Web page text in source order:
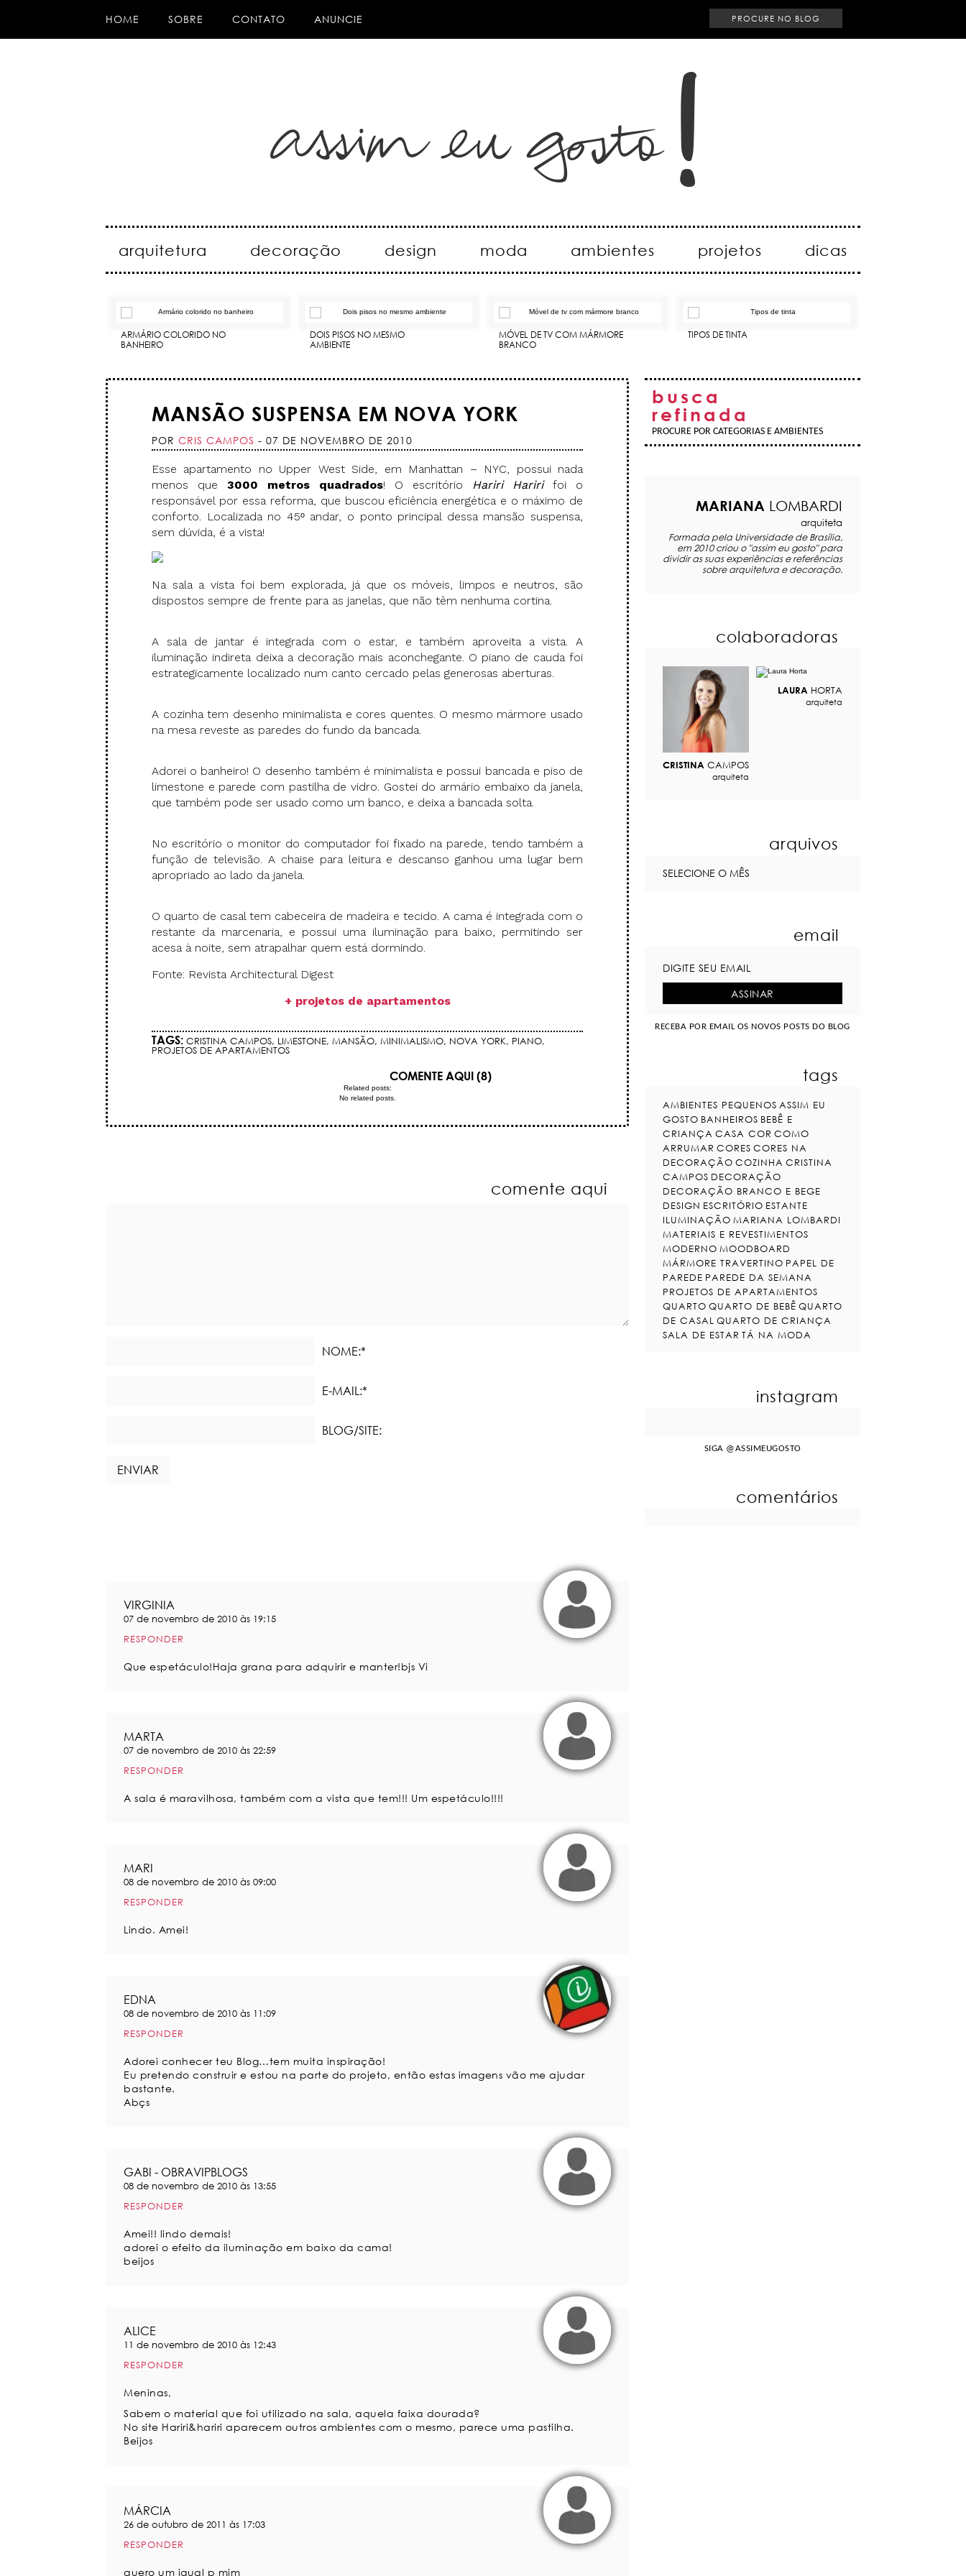
HOME SOBRE CONTATO ANUNCIE
arquitetura decoração design moda ambientes projetos dicas
ARMÁRIO COLORIDO NO
BANHEIRO
DOIS PISOS NO MESMO
AMBIENTE
MÓVEL DE TV COM MÁRMORE
BRANCO
TIPOS DE TINTA
MANSÃO SUSPENSA EM NOVA YORK
POR CRIS CAMPOS - 07 DE NOVEMBRO DE 2010
Esse apartamento no Upper West Side, em Manhattan – NYC, possui nada
menos que 3000 metros quadrados! O escritório Hariri Hariri foi o
responsável por essa reforma, que buscou eficiência energética e o máximo de
conforto. Localizada no 45ᵒ andar, o ponto principal dessa mansão suspensa,
sem dúvida, é a vista!
Na sala a vista foi bem explorada, já que os móveis, limpos e neutros, são
dispostos sempre de frente para as janelas, que não têm nenhuma cortina.
A sala de jantar é integrada com o estar, e também aproveita a vista. A
iluminação indireta deixa a decoração mais aconchegante. O piano de cauda foi
estrategicamente localizado num canto cercado pelas generosas aberturas.
A cozinha tem desenho minimalista e cores quentes. O mesmo mármore usado
na mesa reveste as paredes do fundo da bancada.
Adorei o banheiro! O desenho também é minimalista e possui bancada e piso de
limestone e parede com pastilha de vidro. Gostei do armário embaixo da janela,
que também pode ser usado como um banco, e deixa a bancada solta.
No escritório o monitor do computador foi fixado na parede, tendo também a
função de televisão. A chaise para leitura e descanso ganhou uma lugar bem
apropriado ao lado da janela.
O quarto de casal tem cabeceira de madeira e tecido. A cama é integrada com o
restante da marcenaria, e possui uma iluminação para baixo, permitindo ser
acesa à noite, sem atrapalhar quem está dormindo.
Fonte: Revista Architectural Digest
+ projetos de apartamentos
TAGS: CRISTINA CAMPOS, LIMESTONE, MANSÃO, MINIMALISMO, NOVA YORK, PIANO,
PROJETOS DE APARTAMENTOS
COMENTE AQUI (8)
Related posts:
No related posts.
comente aqui
NOME:*
E-MAIL:*
BLOG/SITE:
VIRGINIA
07 de novembro de 2010 às 19:15
RESPONDER
Que espetáculo!Haja grana para adquirir e manter!bjs Vi
MARTA
07 de novembro de 2010 às 22:59
RESPONDER
A sala é maravilhosa, também com a vista que tem!!! Um espetáculo!!!!
MARI
08 de novembro de 2010 às 09:00
RESPONDER
Lindo. Amei!
EDNA
08 de novembro de 2010 às 11:09
RESPONDER
Adorei conhecer teu Blog…tem muita inspiração!
Eu pretendo construir e estou na parte do projeto, então estas imagens vão me ajudar
bastante.
Abçs
GABI - OBRAVIPBLOGS
08 de novembro de 2010 às 13:55
RESPONDER
Amei!! lindo demais!
adorei o efeito da iluminação em baixo da cama!
beijos
ALICE
11 de novembro de 2010 às 12:43
RESPONDER
Meninas,
Sabem o material que foi utilizado na sala, aquela faixa dourada?
No site Hariri&hariri aparecem outros ambientes com o mesmo, parece uma pastilha.
Beijos
MÁRCIA
26 de outubro de 2011 às 17:03
RESPONDER
quero um igual p mim
busca
refinada
PROCURE POR CATEGORIAS E AMBIENTES
MARIANA LOMBARDI
arquiteta
Formada pela Universidade de Brasília,
em 2010 criou o "assim eu gosto" para
dividir as suas experiências e referências
sobre arquitetura e decoração.
colaboradoras
CRISTINA CAMPOS
arquiteta
LAURA HORTA
arquiteta
arquivos
email
RECEBA POR EMAIL OS NOVOS POSTS DO BLOG
tags
AMBIENTES PEQUENOS ASSIM EU
GOSTO BANHEIROS BEBÊ E
CRIANÇA CASA COR COMO
ARRUMAR CORES CORES NA
DECORAÇÃO COZINHA CRISTINA
CAMPOS DECORAÇÃO
DECORAÇÃO BRANCO E BEGE
DESIGN ESCRITÓRIO ESTANTE
ILUMINAÇÃO MARIANA LOMBARDI
MATERIAIS E REVESTIMENTOS
MODERNO MOODBOARD
MÁRMORE TRAVERTINO PAPEL DE
PAREDE PAREDE DA SEMANA
PROJETOS DE APARTAMENTOS
QUARTO QUARTO DE BEBÊ QUARTO
DE CASAL QUARTO DE CRIANÇA
SALA DE ESTAR TÁ NA MODA
instagram
SIGA @ASSIMEUGOSTO
comentários